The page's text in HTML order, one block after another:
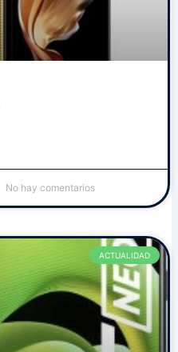
No hay comentarios
ACTUALIDAD